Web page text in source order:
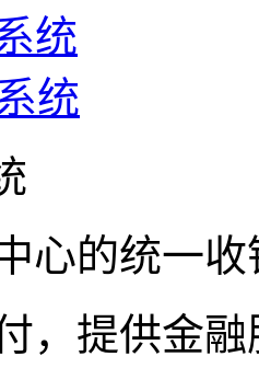
统
统
心的统一收
，提供金